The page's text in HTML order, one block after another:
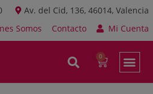
Av. del Cid, 136, 46014, Valencia
Somos
Contacto Mi Cuenta